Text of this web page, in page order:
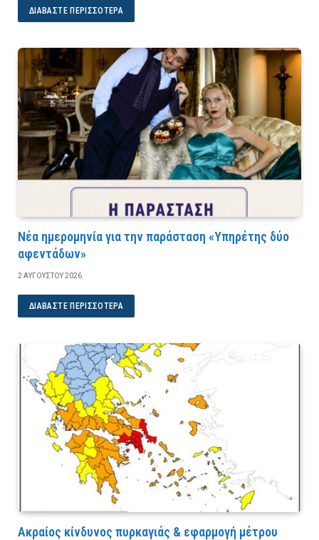
ΔΙΑΒΆΣΤΕ ΠΕΡΙΣΣΌΤΕΡΑ
Νέα ημερομηνία για την παράσταση «Υπηρέτης δύο
αφεντάδων»
2 ΑΥΓΟΎΣΤΟΥ 2026
ΔΙΑΒΆΣΤΕ ΠΕΡΙΣΣΌΤΕΡΑ
Ακραίος κίνδυνος πυρκαγιάς & εφαρμογή μέτρου